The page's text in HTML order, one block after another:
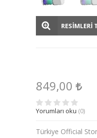
RESİMLERİ
849,00
Yorumları oku (0)
Türkiye Official